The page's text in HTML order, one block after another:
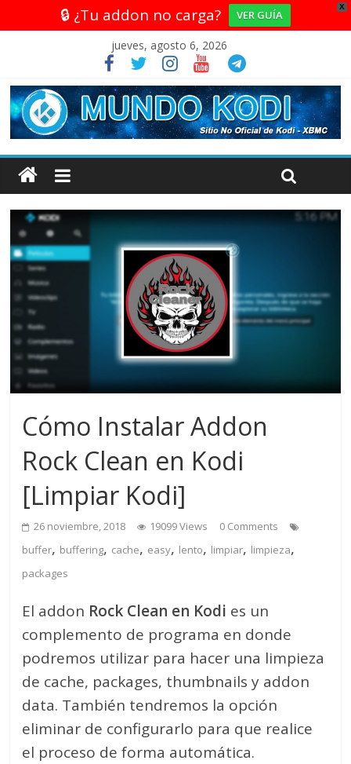
X
🔒 ¿Tu addon no carga? VER GUÍA
jueves, agosto 6, 2026
Cómo Instalar Addon
Rock Clean en Kodi
[Limpiar Kodi]
26 noviembre, 2018 19099 Views
0 Comments
buffer, buffering, cache, easy, lento, limpiar, limpieza,
packages
El addon Rock Clean en Kodi es un
complemento de programa en donde
podremos utilizar para hacer una limpieza
de cache, packages, thumbnails y addon
data. También tendremos la opción
eliminar de configurarlo para que realice
el proceso de forma automática.